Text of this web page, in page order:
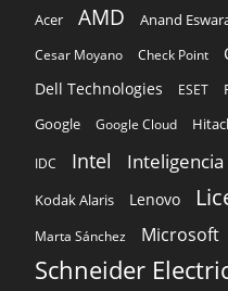
Acer AMD Anand
Cesar Moyano
Check Point
Dell Technologies ESET
Google Google Cloud
IDC Intel
Kodak Alaris Lenovo
Marta Sánchez Microsoft
Schneider